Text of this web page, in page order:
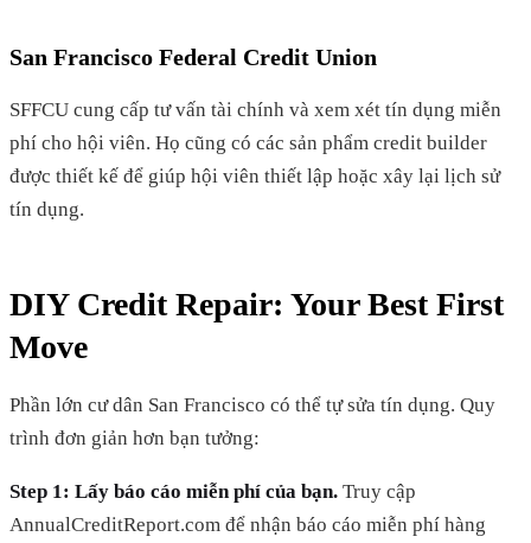
San Francisco Federal Credit Union
SFFCU cung cấp tư vấn tài chính và xem xét tín dụng miễn
phí cho hội viên. Họ cũng có các sản phẩm credit builder
được thiết kế để giúp hội viên thiết lập hoặc xây lại lịch sử
tín dụng.
DIY Credit Repair: Your Best First
Move
Phần lớn cư dân San Francisco có thể tự sửa tín dụng. Quy
trình đơn giản hơn bạn tưởng:
Step 1: Lấy báo cáo miễn phí của bạn. Truy cập
AnnualCreditReport.com để nhận báo cáo miễn phí hàng